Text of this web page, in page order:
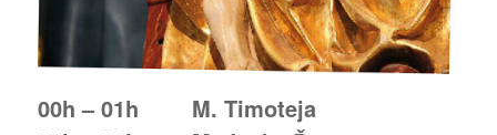
00h – 01h M. Timoteja